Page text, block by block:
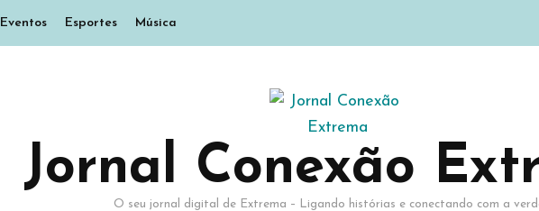
Eventos Esportes Música
Jornal Conexão
O seu jornal digital de Extrema – Ligando histórias e conectando com a